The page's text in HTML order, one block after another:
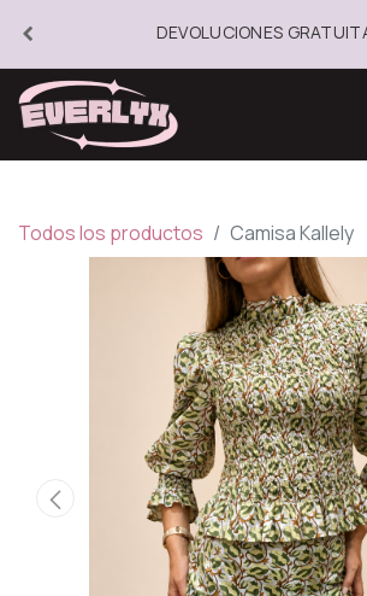
DEVOLUCIONES
Todos los productos Camisa Kallely